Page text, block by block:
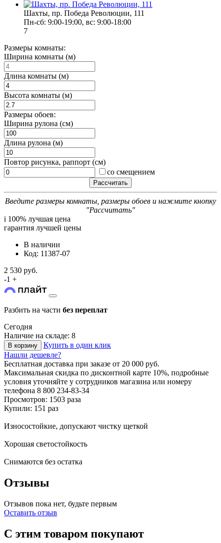
Шахты, пр. Победа Революции, 111
Пн-сб: 9:00-19:00, вс: 9:00-18:00
7
Размеры комнаты:
Ширина комнаты (м)
Длина комнаты (м)
Высота комнаты (м)
Размеры обоев:
Ширина рулона (см)
Длина рулона (м)
Повтор рисунка, раппорт (см)
со смещением
Введите размеры комнаты, размеры обоев и нажмите кнопку
"Рассчитать"
i 100% лучшая цена
гарантия лучшей цены
В наличии
Код: 11387-07
2 530 руб.
-1 +
Разбить на части без переплат
Сегодня
Наличие на складе: 8
В корзину
Купить в один клик
Нашли дешевле?
Бесплатная доставка при заказе от 20 000 руб.
Максимальная скидка по дисконтной карте 10%, подробные
условия уточняйте у сотрудников магазина или номеру
телефона 8 800 234-83-34
Просмотров: 1503 раза
Купили: 151 раз
Износостойкие, допускают чистку щеткой
Хорошая светостойкость
Снимаются без остатка
Отзывы
Отзывов пока нет, будьте первым
Оставить отзыв
С этим товаром покупают